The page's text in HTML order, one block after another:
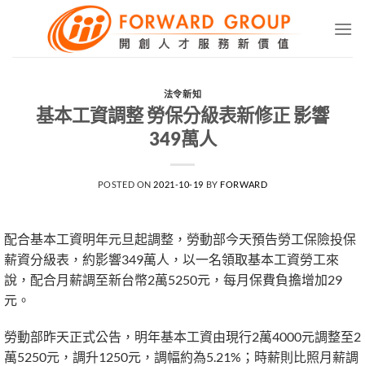
法令新知
基本工資調整 勞保分級表新修正 影響
349萬人
POSTED ON 2021-10-19 BY FORWARD
配合基本工資明年元旦起調整，勞動部今天預告勞工保險投保
薪資分級表，約影響349萬人，以一名領取基本工資勞工來
說，配合月薪調至新台幣2萬5250元，每月保費負擔增加29
元。
勞動部昨天正式公告，明年基本工資由現行2萬4000元調整至2
萬5250元，調升1250元，調幅約為5.21%；時薪則比照月薪調